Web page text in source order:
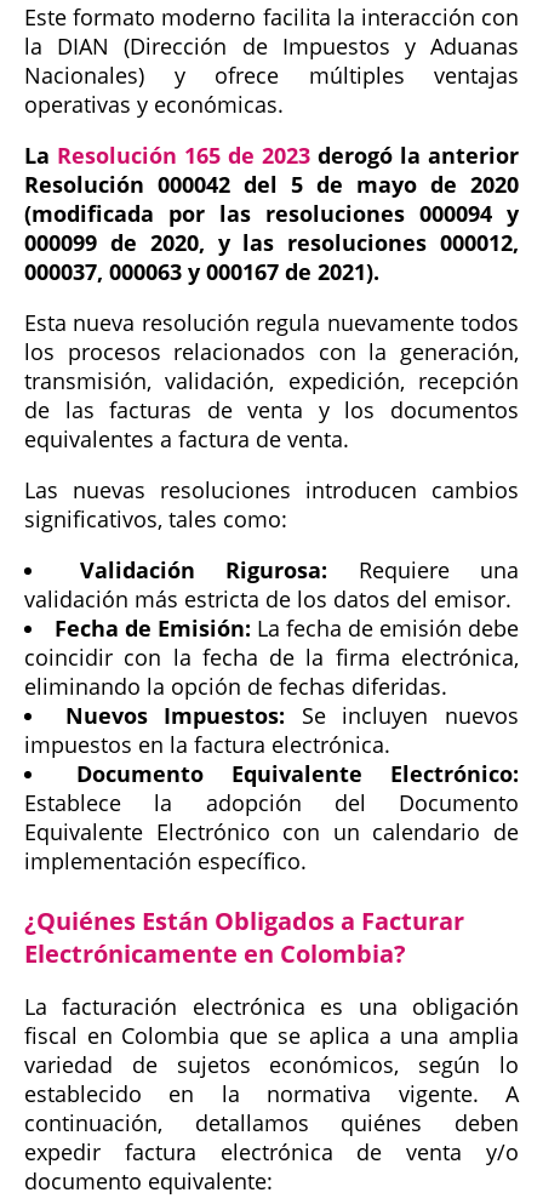
Este formato moderno facilita la interacción con
la DIAN (Dirección de Impuestos y Aduanas
Nacionales) y ofrece múltiples ventajas
operativas y económicas.
La Resolución 165 de 2023 derogó la anterior
Resolución 000042 del 5 de mayo de 2020
(modificada por las resoluciones 000094 y
000099 de 2020, y las resoluciones 000012,
000037, 000063 y 000167 de 2021).
Esta nueva resolución regula nuevamente todos
los procesos relacionados con la generación,
transmisión, validación, expedición, recepción
de las facturas de venta y los documentos
equivalentes a factura de venta.
Las nuevas resoluciones introducen cambios
significativos, tales como:
Validación Rigurosa: Requiere una
validación más estricta de los datos del emisor.
Fecha de Emisión: La fecha de emisión debe
coincidir con la fecha de la firma electrónica,
eliminando la opción de fechas diferidas.
Nuevos Impuestos: Se incluyen nuevos
impuestos en la factura electrónica.
Documento Equivalente Electrónico:
Establece la adopción del Documento
Equivalente Electrónico con un calendario de
implementación específico.
¿Quiénes Están Obligados a Facturar
Electrónicamente en Colombia?
La facturación electrónica es una obligación
fiscal en Colombia que se aplica a una amplia
variedad de sujetos económicos, según lo
establecido en la normativa vigente. A
continuación, detallamos quiénes deben
expedir factura electrónica de venta y/o
documento equivalente: